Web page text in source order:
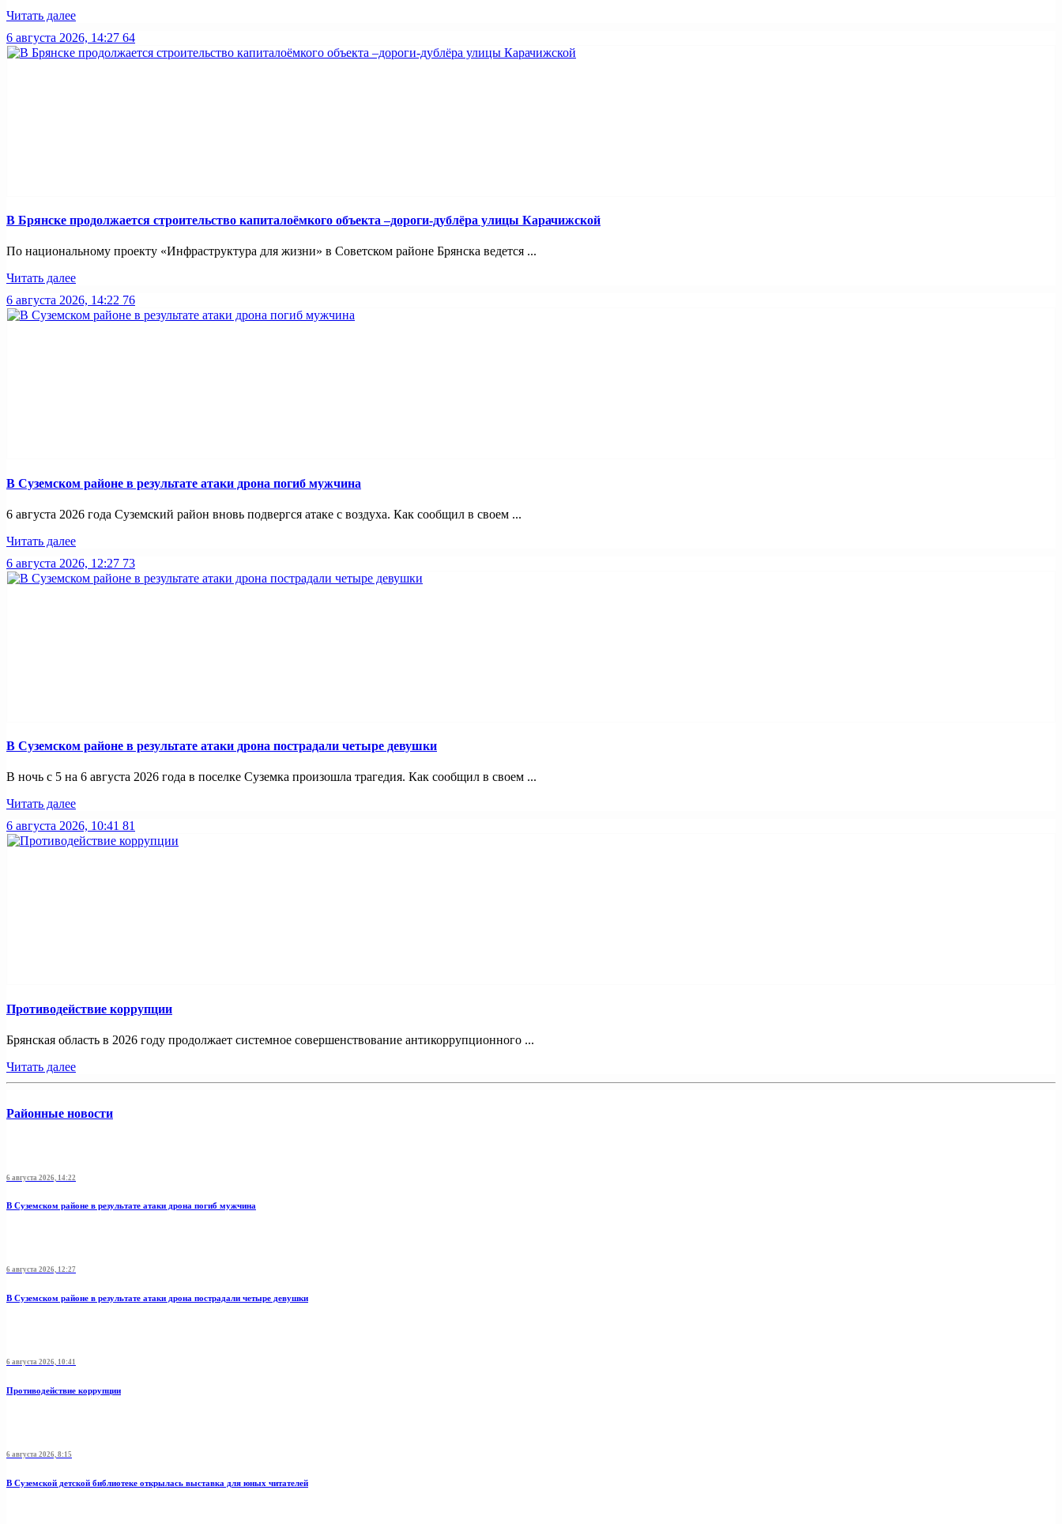
Читать далее
6 августа 2026, 14:27 64
В Брянске продолжается строительство капиталоёмкого объекта –дороги-дублёра улицы Карачижской
По национальному проекту «Инфраструктура для жизни» в Советском районе Брянска ведется ...
Читать далее
6 августа 2026, 14:22 76
В Суземском районе в результате атаки дрона погиб мужчина
6 августа 2026 года Суземский район вновь подвергся атаке с воздуха. Как сообщил в своем ...
Читать далее
6 августа 2026, 12:27 73
В Суземском районе в результате атаки дрона пострадали четыре девушки
В ночь с 5 на 6 августа 2026 года в поселке Суземка произошла трагедия. Как сообщил в своем ...
Читать далее
6 августа 2026, 10:41 81
Противодействие коррупции
Брянская область в 2026 году продолжает системное совершенствование антикоррупционного ...
Читать далее
Районные новости
6 августа 2026, 14:22
В Суземском районе в результате атаки дрона погиб мужчина
6 августа 2026, 12:27
В Суземском районе в результате атаки дрона пострадали четыре девушки
6 августа 2026, 10:41
Противодействие коррупции
6 августа 2026, 8:15
В Суземской детской библиотеке открылась выставка для юных читателей